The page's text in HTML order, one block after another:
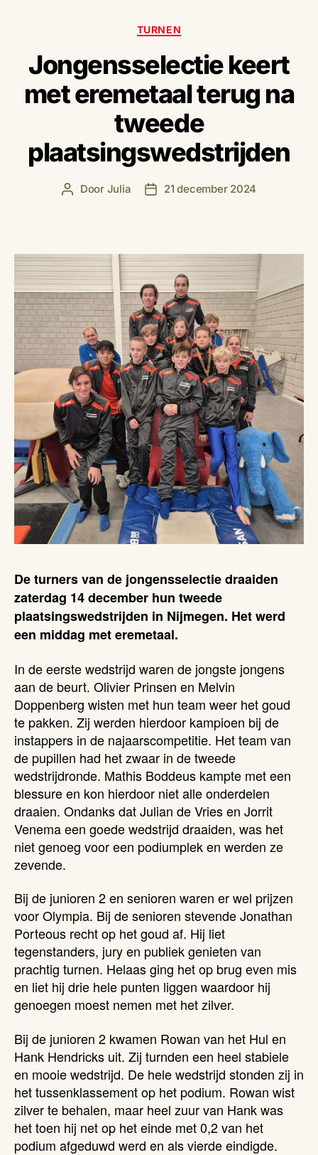
Categorieën
TURNEN
Jongensselectie keert
met eremetaal terug na
tweede
plaatsingswedstrijden
Berichtauteur
Door Julia Berichtdatum
21 december 2024
De turners van de jongensselectie draaiden
zaterdag 14 december hun tweede
plaatsingswedstrijden in Nijmegen. Het werd
een middag met eremetaal.
In de eerste wedstrijd waren de jongste jongens
aan de beurt. Olivier Prinsen en Melvin
Doppenberg wisten met hun team weer het goud
te pakken. Zij werden hierdoor kampioen bij de
instappers in de najaarscompetitie. Het team van
de pupillen had het zwaar in de tweede
wedstrijdronde. Mathis Boddeus kampte met een
blessure en kon hierdoor niet alle onderdelen
draaien. Ondanks dat Julian de Vries en Jorrit
Venema een goede wedstrijd draaiden, was het
niet genoeg voor een podiumplek en werden ze
zevende.
Bij de junioren 2 en senioren waren er wel prijzen
voor Olympia. Bij de senioren stevende Jonathan
Porteous recht op het goud af. Hij liet
tegenstanders, jury en publiek genieten van
prachtig turnen. Helaas ging het op brug even mis
en liet hij drie hele punten liggen waardoor hij
genoegen moest nemen met het zilver.
Bij de junioren 2 kwamen Rowan van het Hul en
Hank Hendricks uit. Zij turnden een heel stabiele
en mooie wedstrijd. De hele wedstrijd stonden zij in
het tussenklassement op het podium. Rowan wist
zilver te behalen, maar heel zuur van Hank was
het toen hij net op het einde met 0,2 van het
podium afgeduwd werd en als vierde eindigde.